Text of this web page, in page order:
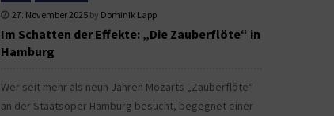
27. November 2025 by Dominik Lapp
Im Schatten der Effekte: „Die Zauberflöte“ in
Hamburg
Wer seit mehr als neun Jahren Mozarts „Zauberflöte“
an der Staatsoper Hamburg besucht, begegnet einer